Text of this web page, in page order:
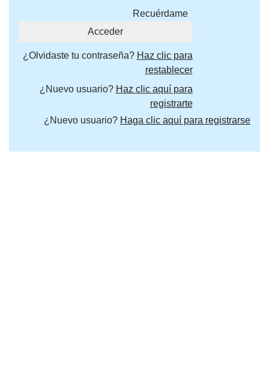
Recuérdame
¿Olvidaste tu contraseña? Haz clic para
restablecer
¿Nuevo usuario? Haz clic aquí para
registrarte
¿Nuevo usuario? Haga clic aquí para registrarse